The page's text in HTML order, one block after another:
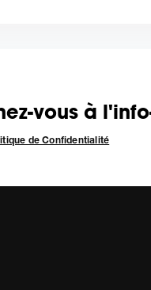
vous à
de Confidentialité